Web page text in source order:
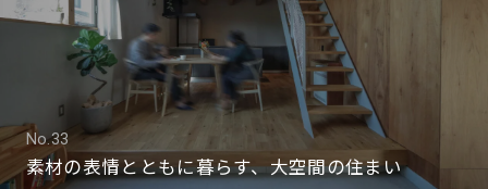
No.33
素材の表情とともに暮らす、大空間の住まい